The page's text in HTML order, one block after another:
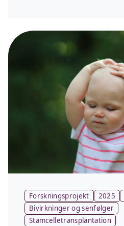
Forskningsprojekt 2025
Bivirkninger og senfølger
Stamcelletransplantation